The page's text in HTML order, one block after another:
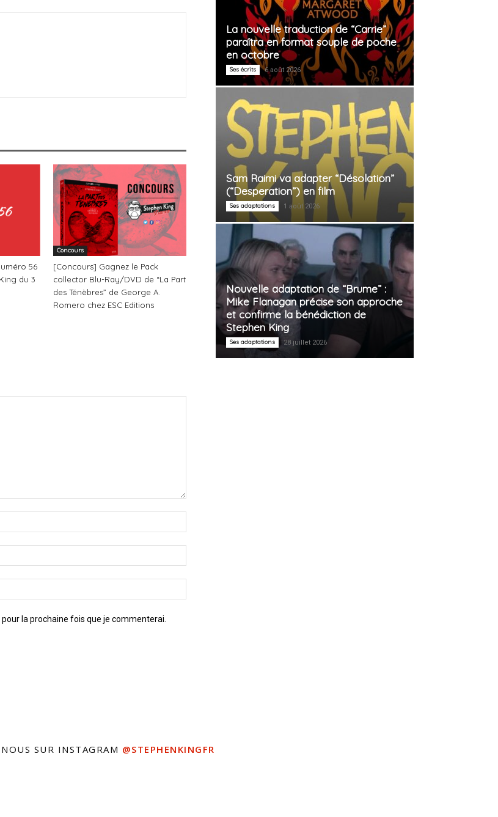
56
du 3
Concours
[Concours] Gagnez le Pack
collector Blu-Ray/DVD de “La Part
des Ténèbres” de George A.
Romero chez ESC Editions
la prochaine fois que je commenterai.
La nouvelle traduction de “Carrie”
paraîtra en format souple de poche
en octobre
Ses écrits 6 août 2026
Sam Raimi va adapter “Désolation”
(“Desperation”) en film
Ses adaptations 1 août 2026
Nouvelle adaptation de “Brume” :
Mike Flanagan précise son approche
et confirme la bénédiction de
Stephen King
Ses adaptations 28 juillet 2026
SUR INSTAGRAM @STEPHENKINGFR